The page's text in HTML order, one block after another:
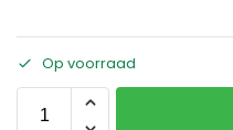
Op voorraad